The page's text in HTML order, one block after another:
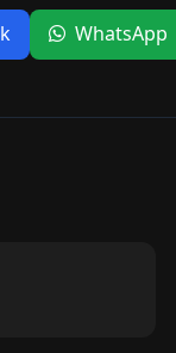
WhatsApp